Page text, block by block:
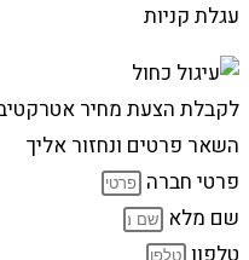
עגלת קניות
לקבלת הצעת מחיר
השאר פרטים ונחזור אליך
פרטי חברה
שם מלא